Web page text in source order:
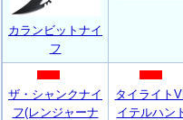
カランビットナイ
フ
ザ・シャンクナイ
フ(レンジャーナ
タイライト
イテルハン